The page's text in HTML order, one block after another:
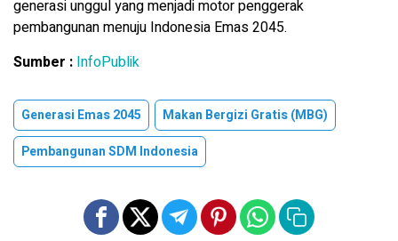
generasi unggul yang menjadi motor penggerak
pembangunan menuju Indonesia Emas 2045.
Sumber : InfoPublik
Generasi Emas 2045
Makan Bergizi Gratis (MBG)
Pembangunan SDM Indonesia